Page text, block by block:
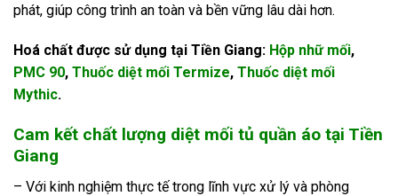
phát, giúp công trình an toàn và bền vững lâu dài hơn.
Hoá chất được sử dụng tại Tiền Giang: Hộp nhữ mối,
PMC 90, Thuốc diệt mối Termize, Thuốc diệt mối
Mythic.
Cam kết chất lượng diệt mối tủ quần áo tại Tiền
Giang
– Với kinh nghiệm thực tế trong lĩnh vực xử lý và phòng